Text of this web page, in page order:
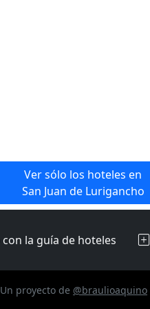
Ver sólo los hoteles en
San Juan de Lurigancho
con la guía de hoteles
Un proyecto de @braulioaquino